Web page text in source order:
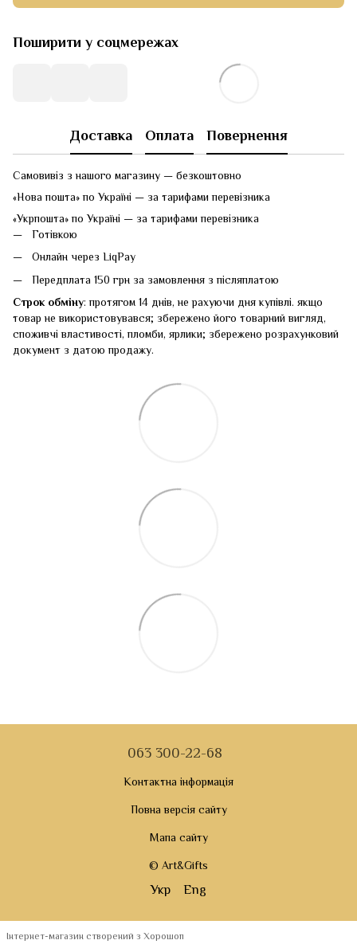
Поширити у соцмережах
Доставка Оплата Повернення
Самовивіз з нашого магазину — безкоштовно
«Нова пошта» по Україні — за тарифами перевізника
«Укрпошта» по Україні — за тарифами перевізника
Готівкою
Онлайн через LiqPay
Передплата 150 грн за замовлення з післяплатою
Строк обміну: протягом 14 днів, не рахуючи дня купівлі. якщо
товар не використовувався; збережено його товарний вигляд,
споживчі властивості, пломби, ярлики; збережено розрахунковий
документ з датою продажу.
063 300-22-68
Контактна інформація
Повна версія сайту
Мапа сайту
© Art&Gifts
Укр Eng
Інтернет-магазин створений з Хорошоп